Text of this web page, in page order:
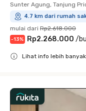
Sunter Agung, Tanjung
4.7 km dari rumah
mulai dari Rp2.618.000
-13% Rp2.268.000 /
Lihat info lebih banyak